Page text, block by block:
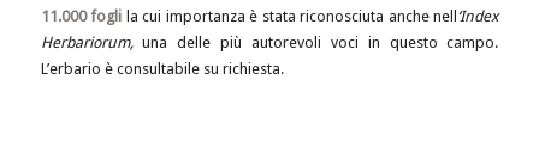
11.000 fogli la cui importanza è stata riconosciuta anche nell ‘Index
Herbariorum,una delle più autorevoli voci in questo campo.
L’erbario è consultabile su richiesta.